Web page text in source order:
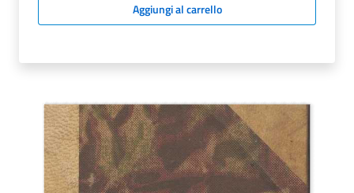
Aggiungi al carrello